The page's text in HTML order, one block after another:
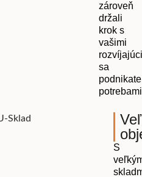
zároveň
držali
krok s
vašimi
sa
S